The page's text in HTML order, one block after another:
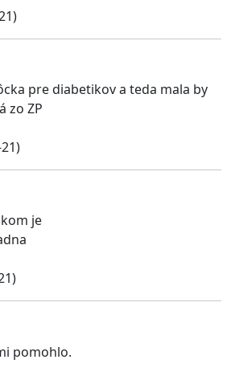
pre diabetikov a teda mala by
zo ZP
je
pomohlo.